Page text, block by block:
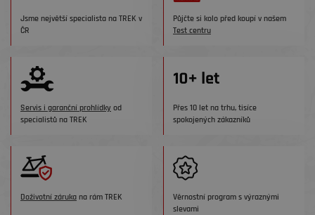
Jsme největší specialista na TREK v
ČR
Půjčte si kolo před koupí v našem
Test centru
Servis i garanční prohlídky od
specialistů na TREK
Přes 10 let na trhu, tisíce
spokojených zákazníků
Doživotní záruka na rám TREK
Věrnostní program s výraznými
slevami